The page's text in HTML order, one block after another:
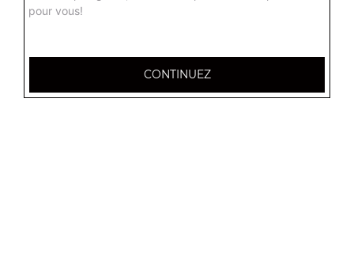
pour vous!
CONTINUEZ